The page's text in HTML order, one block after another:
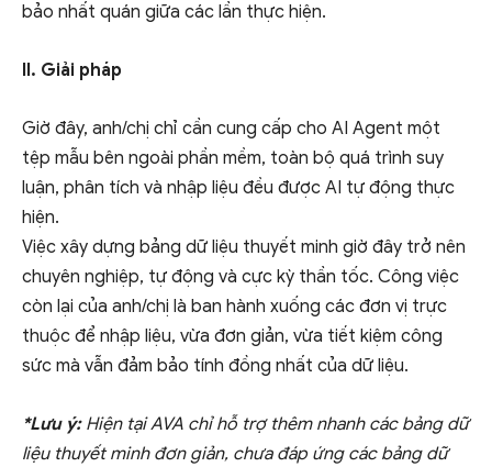
bảo nhất quán giữa các lần thực hiện.
II. Giải pháp
Giờ đây, anh/chị chỉ cần cung cấp cho AI Agent một
tệp mẫu bên ngoài phần mềm, toàn bộ quá trình suy
luận, phân tích và nhập liệu đều được AI tự động thực
hiện.
Việc xây dựng bảng dữ liệu thuyết minh giờ đây trở nên
chuyên nghiệp, tự động và cực kỳ thần tốc. Công việc
còn lại của anh/chị là ban hành xuống các đơn vị trực
thuộc để nhập liệu, vừa đơn giản, vừa tiết kiệm công
sức mà vẫn đảm bảo tính đồng nhất của dữ liệu.
*Lưu ý:Hiện tại AVA chỉ hỗ trợ thêm nhanh các bảng dữ
liệu thuyết minh đơn giản, chưa đáp ứng các bảng dữ